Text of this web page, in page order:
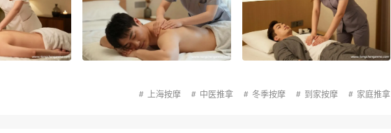
上海按摩 中医推拿 冬季按摩 到家按摩 家庭推拿